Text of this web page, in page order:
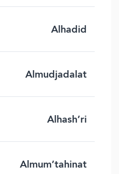
Alhadid
Almudjadalat
Alhash’ri
Almum’tahinat